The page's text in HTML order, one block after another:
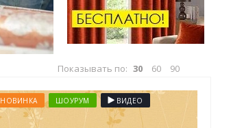
Показывать по: 30 60 90
НОВИНКА ШОУРУМ ВИДЕО